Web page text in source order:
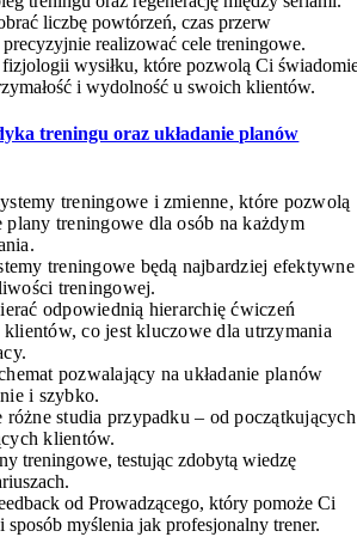
liczbę powtórzeń, czas przerw
realizować cele treningowe.
fizjologii wysiłku, które pozwolą Ci
i wydolność u swoich klientów.
treningu oraz układanie planów
treningowe i zmienne, które pozwolą
treningowe dla osób na każdym
treningowe będą najbardziej efektywne
treningowej.
odpowiednią hierarchię ćwiczeń
co jest kluczowe dla utrzymania
pozwalający na układanie planów
i szybko.
różne studia przypadku – od początkujących
klientów.
treningowe, testując zdobytą wiedzę
od Prowadzącego, który pomoże Ci
sposób myślenia jak profesjonalny trener.